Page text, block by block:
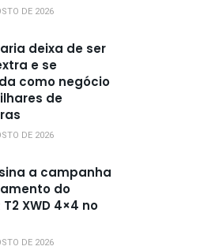
DE 2026
deixa de ser
e se
como negócio
de
DE 2026
a campanha
do
T2 XWD 4×4 no
DE 2026